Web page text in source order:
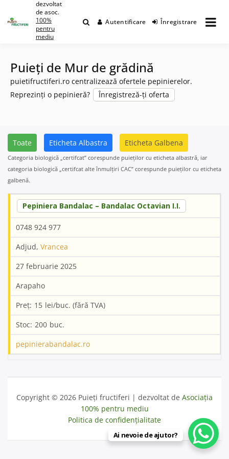
content
dezvoltat
de asoc.
100%
pentru
mediu
Autentificare Înregistrare
Puieți de Mur de grădină
puietifructiferi.ro centralizează ofertele pepinierelor.
Reprezinți o pepinieră?
Înregistreză-ți oferta
Toate Eticheta Albastra Eticheta Galbena
Categoria biologică „certifcat” corespunde puieților cu eticheta albastră, iar
categoria biologică „certifcat alte înmulțiri CAC” corespunde puieților cu eticheta
galbenă.
Pepiniera Bandalac – Bandalac Octavian I.I.
0748 924 977
Adjud, Vrancea
27 februarie 2025
Arapaho
15
200
pepinierabandalac.ro
Copyright © 2026 Puieți fructiferi | dezvoltat de Asociația
100% pentru mediu
Politica de confidențialitate
Ai nevoie de ajutor?